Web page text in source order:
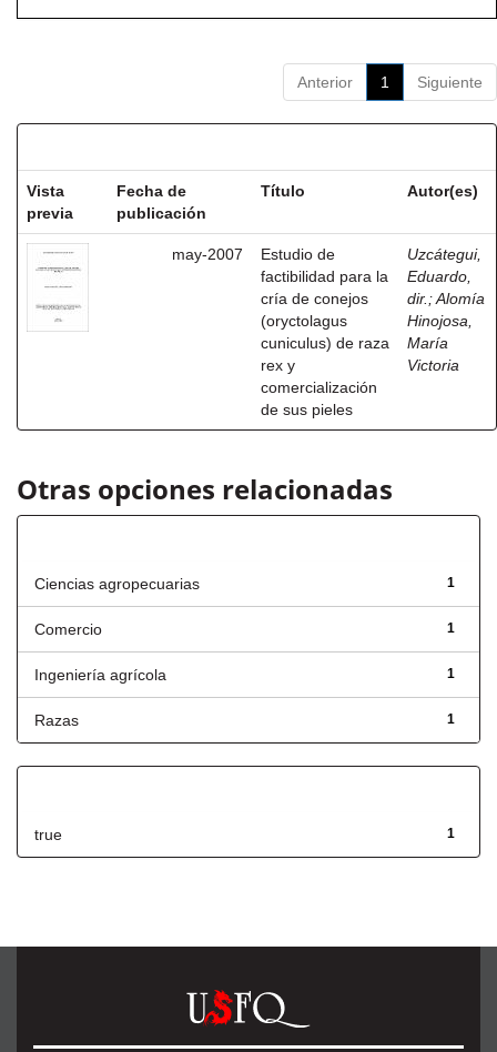
Anterior 1 Siguiente
Vista
previa
Fecha de
publicación
Título Autor(es)
may-2007
Estudio de
factibilidad para la
cría de conejos
(oryctolagus
cuniculus) de raza
rex y
comercialización
de sus pieles
Uzcátegui,
Eduardo,
dir. ;Alomía
Hinojosa,
María
Victoria
Otras opciones relacionadas
1
Ciencias agropecuarias
1
Comercio
1
Ingeniería agrícola
1
Razas
1
true